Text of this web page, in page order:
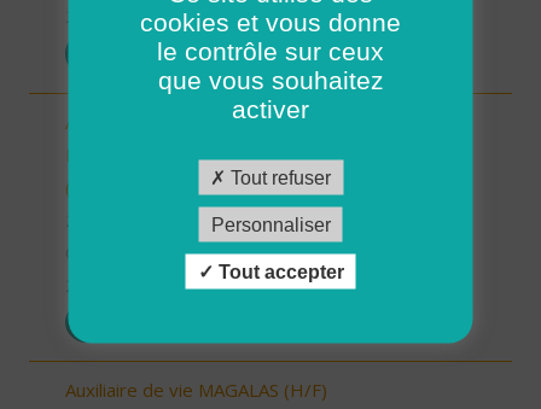
29/07/2026
Aide à domicile - CDD été - Locmaria-
Plouzané/Plougonvelin/Le Conquet/Trébabu
(H/F)
Auxiliaire de vie MAGALAS (H/F)
cookies et vous donne
le contrôle sur ceux
que vous souhaitez
activer
Tout refuser
Personnaliser
Tout accepter